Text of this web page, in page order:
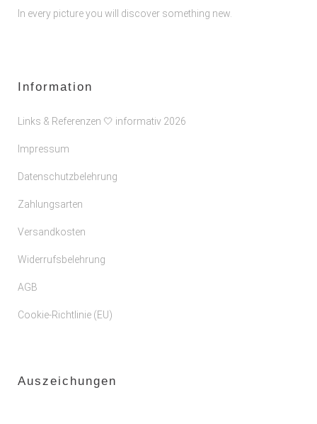
In every picture you will discover something new.
Information
Links & Referenzen 🤍 informativ 2026
Impressum
Datenschutzbelehrung
Zahlungsarten
Versandkosten
Widerrufsbelehrung
AGB
Cookie-Richtlinie (EU)
Auszeichungen